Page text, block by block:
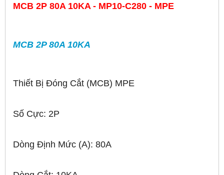
MCB 2P 80A 10KA - MP10-C280 - MPE
MCB 2P 80A 10KA
Thiết Bị Đóng Cắt (MCB) MPE
Số Cực: 2P
Dòng Định Mức (A): 80A